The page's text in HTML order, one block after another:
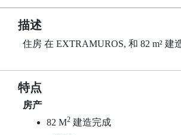
描述
住房 在 EXTRAMUROS, 和 82 m² 建
特点
房产
82 M2 建造完成